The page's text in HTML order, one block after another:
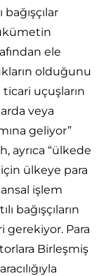
ele
olduğunu
uçuşların
veya
geliyor”
ayrıca “ülkede
ülkeye para
işlem
bağışçıların
Para
Birleşmiş